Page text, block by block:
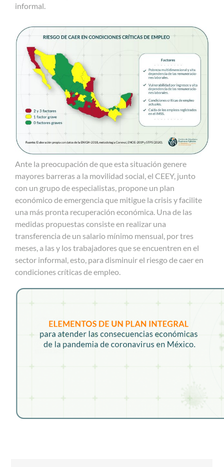
informal.
Ante la preocupación de que esta situación genere
mayores barreras a la movilidad social, el CEEY, junto
con un grupo de especialistas, propone un plan
económico de emergencia que mitigue la crisis y facilite
una más pronta recuperación económica. Una de las
medidas propuestas consiste en realizar una
transferencia de un salario mínimo mensual, por tres
meses, a las y los trabajadores que se encuentren en el
sector informal, esto, para disminuir el riesgo de caer en
condiciones críticas de empleo.